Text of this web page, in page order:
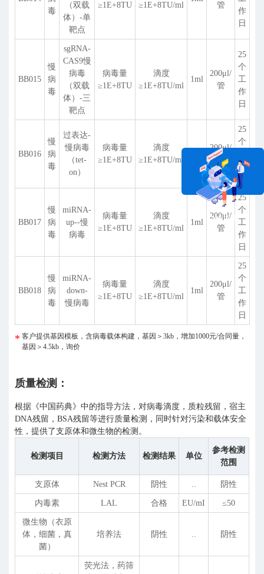
毒
（双载
体）-单
靶点
≥1E+8TU ≥1E+8TU/ml 管
作
日
BB015
慢
病
毒
sgRNA-
CAS9慢
病毒
（双载
体）-三
靶点
病毒量
≥1E+8TU
滴度
≥1E+8TU/ml
1ml
200μl/
管
25
个
工
作
日
BB016
慢
病
毒
过表达-
慢病毒
（tet-
on）
病毒量
≥1E+8TU
滴度
≥1E+8TU/ml
200μl/
管
25
个
作
日
BB017
慢
病
毒
miRNA-
up--慢
病毒
病毒量
≥1E+8TU
滴度
≥1E+8TU/ml
1ml
200μl/
管
25
个
工
作
日
BB018
慢
病
毒
miRNA-
down-
慢病毒
病毒量
≥1E+8TU
滴度
≥1E+8TU/ml
1ml
200μl/
管
25
个
工
作
日
客户提供基因模板，含病毒载体构建，基因＞3kb，增加1000元/合同量，
基因＞4.5kb，询价
质量检测：
根据《中国药典》中的指导方法，对病毒滴度，质粒残留，宿主
DNA残留，BSA残留等进行质量检测，同时针对污染和载体安全
性，提供了支原体和微生物的检测。
检测项目 检测方法 检测结果 单位
参考检测
范围
支原体 Nest PCR 阴性 .. 阴性
内毒素 LAL 合格 EU/mI ≤50
微生物（衣原
体，细菌，真
菌）
培养法 阴性 .. 阴性
荧光法，药筛
在线咨询